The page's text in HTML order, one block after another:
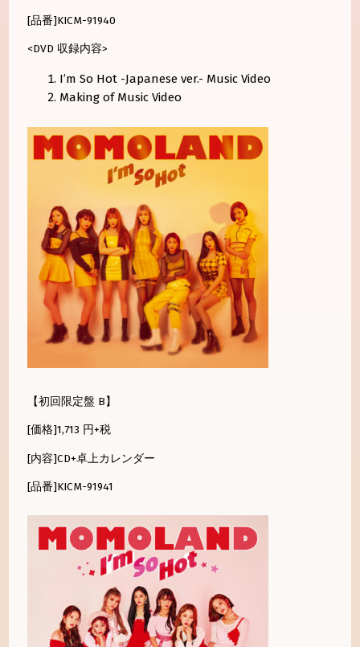
[品番]KICM-91940
<DVD 収録内容>
I’m So Hot -Japanese ver.- Music Video
Making of Music Video
【初回限定盤 B】
[価格]1,713 円+税
[内容]CD+卓上カレンダー
[品番]KICM-91941